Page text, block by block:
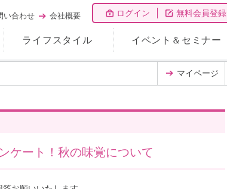
ログイン 無料会員登録
ライフスタイル イベント＆セミナー
い合わせ 会社概要
マイページ
ケート！秋の味覚について